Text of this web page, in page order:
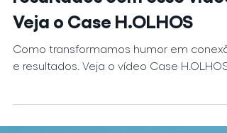
humor em conexão e
resultados com esse
Veja o Case H.OLHOS
e resultados. Veja o vídeo Case H.OLHOS